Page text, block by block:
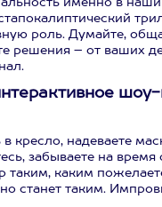
именно в
роль. Думайте,
решения – от ваших
кресло, надеваете
забываете на время
таким, каким
станет таким.